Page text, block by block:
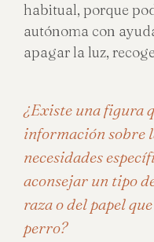
habitual, porque
autónoma con
apagar la luz,
¿Existe una figura
información sobre
necesidades
aconsejar un tipo
raza o del papel
perro?